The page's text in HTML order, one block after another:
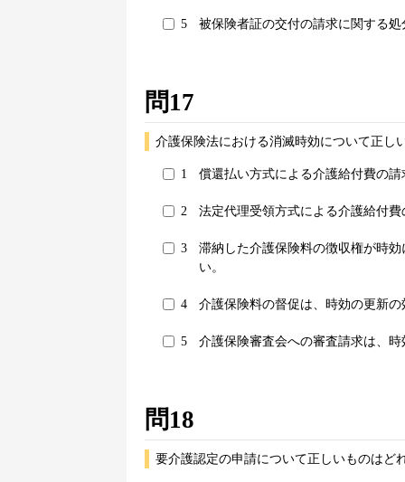
5 被保険者証の交付の請求に関する処
問17
介護保険法における消滅時効について正し
1 償還払い方式による介護給付費の
2 法定代理受領方式による介護給付
3
滞納した介護保険料の徴収権が時
い。
4 介護保険料の督促は、時効の更新
5 介護保険審査会への審査請求は、
問18
要介護認定の申請について正しいものはど